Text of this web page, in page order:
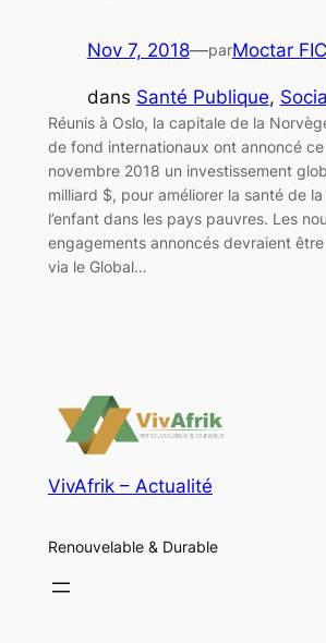
Nov 7, 2018—parMoctar
dans Santé Publique,
Réunis à Oslo, la capitale de la
de fond internationaux ont annoncé
novembre 2018 un investissement
milliard $, pour améliorer la santé de
l’enfant dans les pays pauvres. Les
engagements annoncés devraient
via le Global…
VivAfrik – Actualité
Renouvelable & Durable